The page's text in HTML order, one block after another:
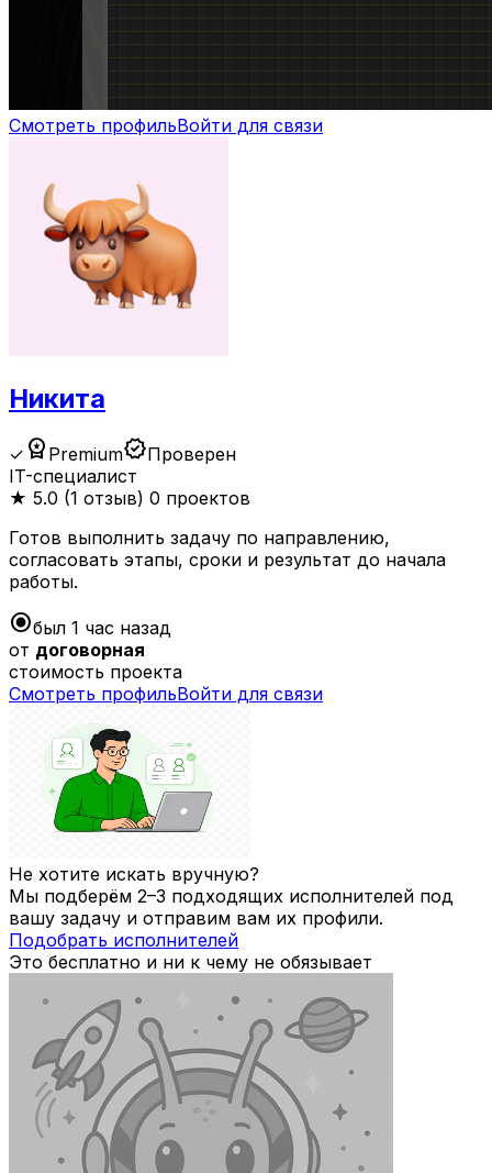
Смотреть профильВойти для связи
Никита
✓ workspace_premium PremiumverifiedПроверен
IT-специалист
★ 5.0 (1 отзыв) 0 проектов
Готов выполнить задачу по направлению,
согласовать этапы, сроки и результат до начала
работы.
radio_button_checkedбыл 1 час назад
от договорная
стоимость проекта
Смотреть профильВойти для связи
Не хотите искать вручную?
Мы подберём 2–3 подходящих исполнителей под
вашу задачу и отправим вам их профили.
Подобрать исполнителей
Это бесплатно и ни к чему не обязывает